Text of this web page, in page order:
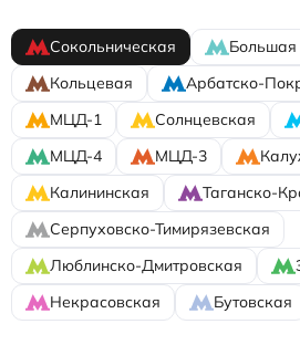
Сокольническая
Большая
Кольцевая
Арбатско-
МЦД-1
Солнцевская
МЦД-4
МЦД-3
Калининская
Таганско-
Серпуховско-Тимирязевская
Люблинско-Дмитровская
Некрасовская
Бутовская